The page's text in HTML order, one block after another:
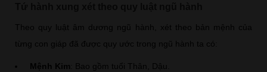
Theo quy luật âm dương ngũ hành, xét theo bản mệnh của
từng con giáp đã được quy ước trong ngũ hành ta có:
Mệnh Kim : Bao gồm tuổi Thân, Dậu.